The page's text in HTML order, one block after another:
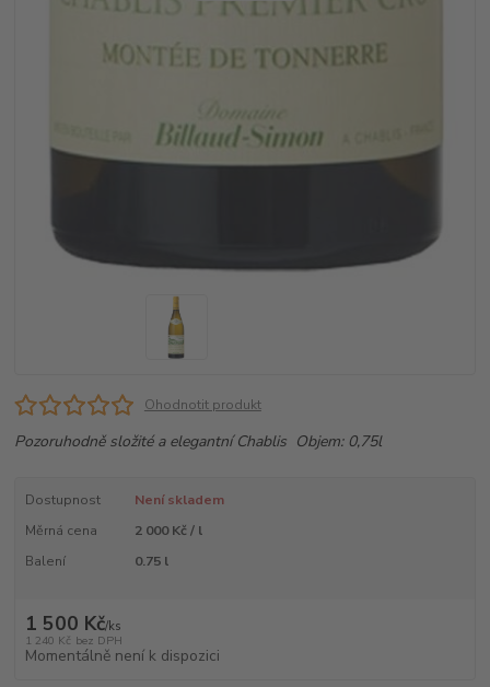
Ohodnotit produkt
Pozoruhodně složité a elegantní Chablis Objem: 0,75l
Dostupnost
Není skladem
Měrná cena
2 000 Kč / l
Balení
0.75 l
1 500 Kč/ks
1 240 Kč bez DPH
Momentálně není k dispozici